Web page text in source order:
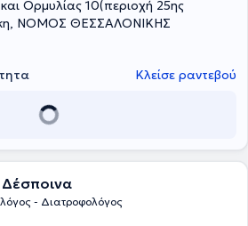
και στην μεσογειακή διατροφή.
διατροφική υποστήριξη χρόνιων και
μέσω της διατροφής καλύπτονται
του οργανισμού βοηθώντας έτσι
ασθενειών.
Ορμυλίας 10(περιοχή 25ης
ΝΟΜΟΣ ΘΕΣΣΑΛΟΝΙΚΗΣ
Κλείσε ραντεβού
Δέσποινα
- Διατροφολόγος